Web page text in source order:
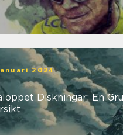
2024
Diskningar: En